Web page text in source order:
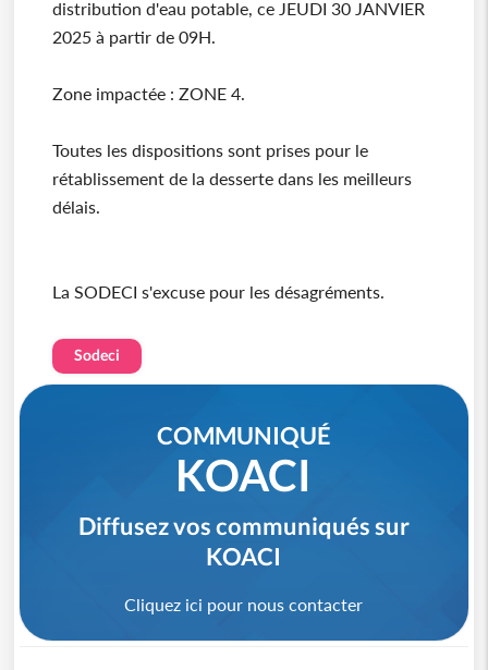
distribution d'eau potable, ce JEUDI 30 JANVIER
2025 à partir de 09H.
Zone impactée : ZONE 4.
Toutes les dispositions sont prises pour le
rétablissement de la desserte dans les meilleurs
délais.
La SODECI s'excuse pour les désagréments.
Sodeci
COMMUNIQUÉ
KOACI
Diffusez vos communiqués sur
KOACI
Cliquez ici pour nous contacter